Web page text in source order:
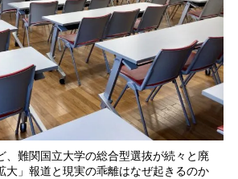
、難関国立大学の総合型選抜が続々と廃
」報道と現実の乖離はなぜ起きるのか